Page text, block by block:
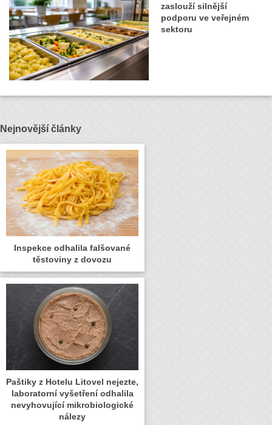
zaslouží silnější
podporu ve veřejném
sektoru
Nejnovější články
Inspekce odhalila falšované
těstoviny z dovozu
Paštiky z Hotelu Litovel nejezte,
laboratorní vyšetření odhalila
nevyhovující mikrobiologické
nálezy